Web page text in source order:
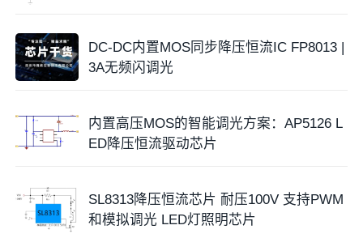
DC-DC内置MOS同步降压恒流IC FP8013 |
3A无频闪调光
内置高压MOS的智能调光方案：AP5126 L
ED降压恒流驱动芯片
SL8313降压恒流芯片 耐压100V 支持PWM
和模拟调光 LED灯照明芯片